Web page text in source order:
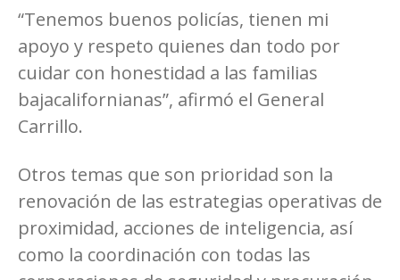
“Tenemos buenos policías, tienen mi
apoyo y respeto quienes dan todo por
cuidar con honestidad a las familias
bajacalifornianas”, afirmó el General
Carrillo.
Otros temas que son prioridad son la
renovación de las estrategias operativas de
proximidad, acciones de inteligencia, así
como la coordinación con todas las